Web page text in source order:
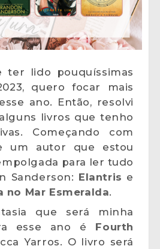
ter lido pouquíssimas
quero focar mais
ano. Então, resolvi
livros que tenho
Começando com
um autor que estou
para ler tudo
Sanderson: Elantris e
no Mar Esmeralda.
que será minha
esse ano é Fourth
Yarros. O livro será